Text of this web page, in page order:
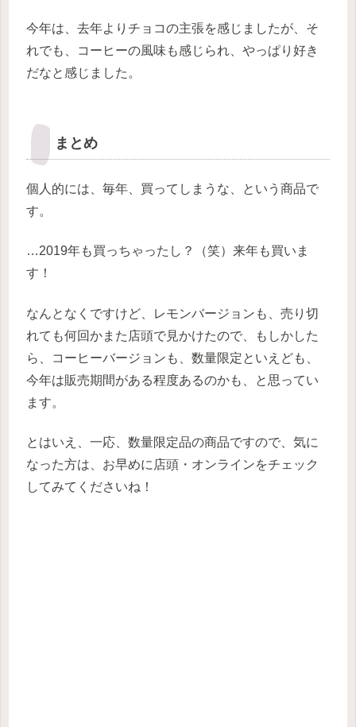
今年は、去年よりチョコの主張を感じましたが、そ
れでも、コーヒーの風味も感じられ、やっぱり好き
だなと感じました。
まとめ
個人的には、毎年、買ってしまうな、という商品で
す。
…2019年も買っちゃったし？（笑）来年も買いま
す！
なんとなくですけど、レモンバージョンも、売り切
れても何回かまた店頭で見かけたので、もしかした
ら、コーヒーバージョンも、数量限定といえども、
今年は販売期間がある程度あるのかも、と思ってい
ます。
とはいえ、一応、数量限定品の商品ですので、気に
なった方は、お早めに店頭・オンラインをチェック
してみてくださいね！